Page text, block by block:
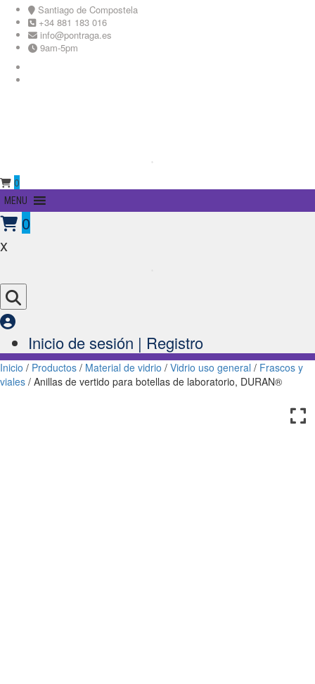
Skip
content
Santiago de Compostela
+34 881 183 016
info@pontraga.es
9am-5pm
0
Primary
Menu
MENU
0
x
Inicio de sesión | Registro
Inicio / Productos / Material de vidrio / Vidrio uso general / Frascos y
viales / Anillas de vertido para botellas de laboratorio, DURAN®